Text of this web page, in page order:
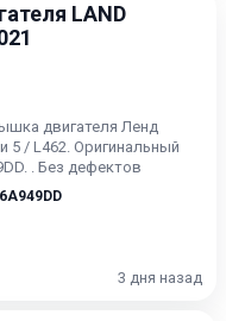
LAND
двигателя Ленд
5 / L462. Оригинальный
. Без дефектов
3 дня назад